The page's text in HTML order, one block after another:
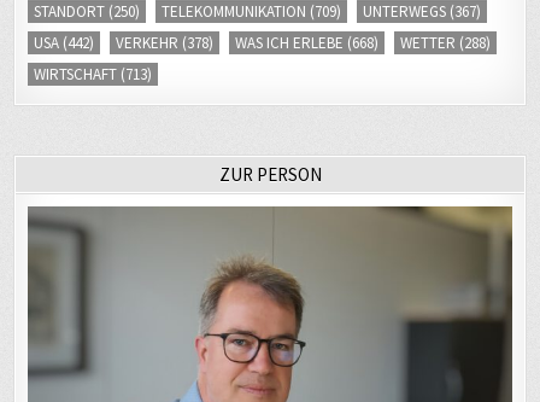
STANDORT (250) TELEKOMMUNIKATION (709) UNTERWEGS (367)
USA (442) VERKEHR (378) WAS ICH ERLEBE (668) WETTER (288)
WIRTSCHAFT (713)
ZUR PERSON